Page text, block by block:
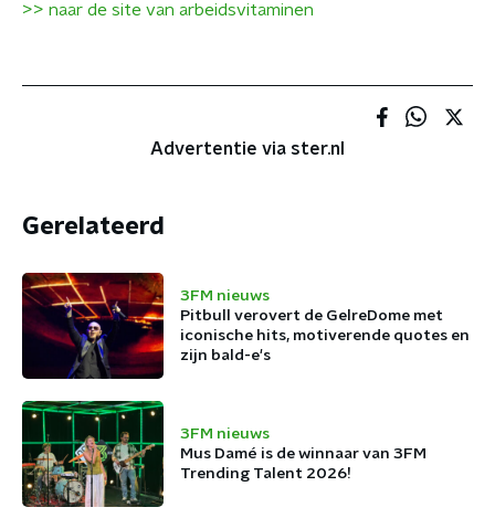
>> naar de site van arbeidsvitaminen
Advertentie via ster.nl
Gerelateerd
3FM nieuws
Pitbull verovert de GelreDome met
iconische hits, motiverende quotes en
zijn bald-e's
3FM nieuws
Mus Damé is de winnaar van 3FM
Trending Talent 2026!